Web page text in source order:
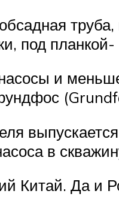
под
и
в
Китай. Да и